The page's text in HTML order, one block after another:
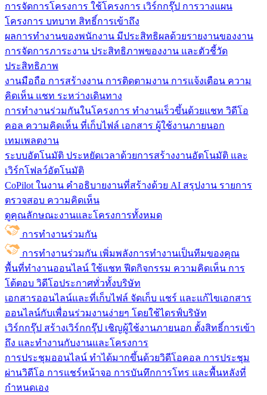
การจัดการโครงการ ใช้โครงการ เวิร์กกรุ๊ป การวางแผน
โครงการ บทบาท สิทธิ์การเข้าถึง
ผลการทำงานของพนักงาน มีประสิทธิผลด้วยรายงานของงาน
การจัดการภาระงาน ประสิทธิภาพของงาน และตัวชี้วัด
ประสิทธิภาพ
งานมือถือ การสร้างงาน การติดตามงาน การแจ้งเตือน ความ
คิดเห็น แชท ระหว่างเดินทาง
การทำงานร่วมกันในโครงการ ทํางานเร็วขึ้นด้วยแชท วิดีโอ
คอล ความคิดเห็น ที่เก็บไฟล์ เอกสาร ผู้ใช้งานภายนอก
เทมเพลตงาน
ระบบอัตโนมัติ ประหยัดเวลาด้วยการสร้างงานอัตโนมัติ และ
เวิร์กโฟลว์อัตโนมัติ
CoPilot ในงาน คำอธิบายงานที่สร้างด้วย AI สรุปงาน รายการ
ตรวจสอบ ความคิดเห็น
ดูคุณลักษณะงานและโครงการทั้งหมด
การทำงานร่วมกัน
การทำงานร่วมกัน เพิ่มพลังการทำงานเป็นทีมของคุณ
พื้นที่ทำงานออนไลน์ ใช้แชท ฟีดกิจกรรม ความคิดเห็น การ
โต้ตอบ วิดีโอประกาศทั่วทั้งบริษัท
เอกสารออนไลน์และที่เก็บไฟล์ จัดเก็บ แชร์ และแก้ไขเอกสาร
ออนไลน์กับเพื่อนร่วมงานง่ายๆ โดยใช้ไดรฟ์บริษัท
เวิร์กกรุ๊ป สร้างเวิร์กกรุ๊ป เชิญผู้ใช้งานภายนอก ตั้งสิทธิ์การเข้า
ถึง และทำงานกับงานและโครงการ
การประชุมออนไลน์ ทำได้มากขึ้นด้วยวิดีโอคอล การประชุม
ผ่านวิดีโอ การแชร์หน้าจอ การบันทึกการโทร และพื้นหลังที่
กำหนดเอง